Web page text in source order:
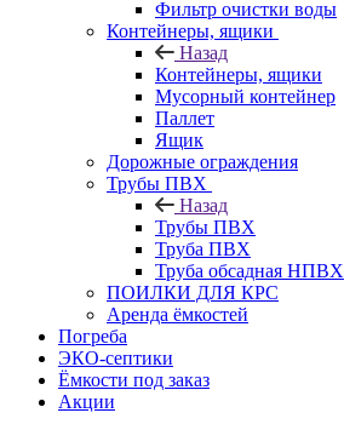
Фильтр очистки воды
Контейнеры, ящики
Назад
Контейнеры, ящики
Мусорный контейнер
Паллет
Ящик
Дорожные ограждения
Трубы ПВХ
Назад
Трубы ПВХ
Труба ПВХ
Труба обсадная НПВХ
ПОИЛКИ ДЛЯ КРС
Аренда ёмкостей
Погреба
ЭКО-септики
Ёмкости под заказ
Акции